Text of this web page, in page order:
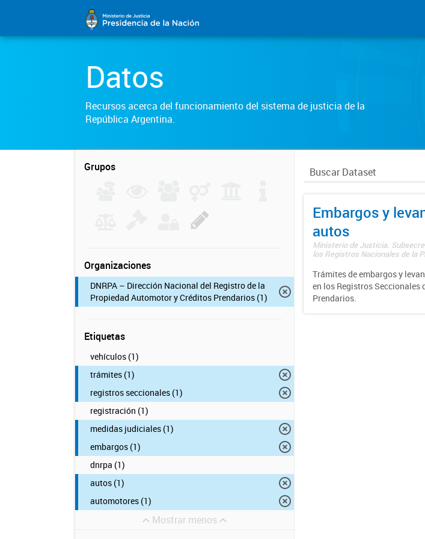
Datos
Recursos acerca del funcionamiento del sistema de justicia de la
República Argentina.
Grupos
Organizaciones
DNRPA – Dirección Nacional del Registro de la
Propiedad Automotor y Créditos Prendarios (1)
Etiquetas
vehículos (1)
trámites (1)
registros seccionales (1)
registración (1)
medidas judiciales (1)
embargos (1)
dnrpa (1)
autos (1)
automotores (1)
Mostrar menos
Embargos y
autos
Ministerio de Justicia.
los Registros Nacionales de la
Trámites de embargos y
en los Registros Seccionales
Prendarios.